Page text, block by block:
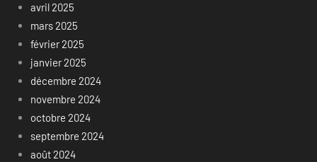
avril 2025
mars 2025
février 2025
janvier 2025
décembre 2024
novembre 2024
octobre 2024
septembre 2024
août 2024